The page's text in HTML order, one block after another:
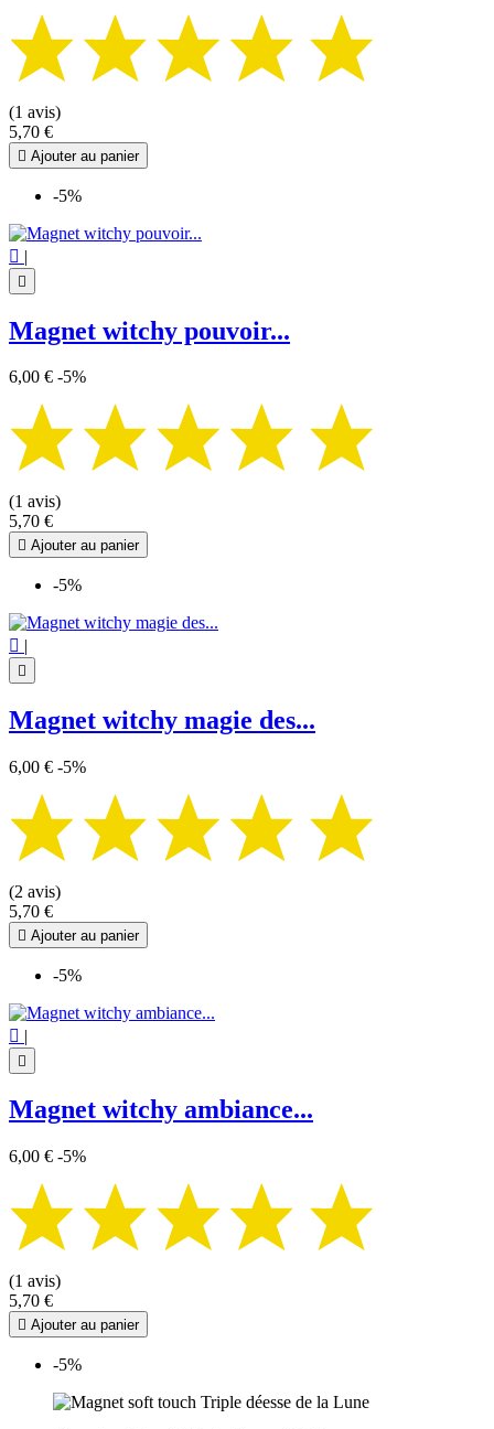
(1 avis)
5,70 €
 Ajouter au panier
-5%
 |

Magnet witchy pouvoir...
6,00 € -5%
(1 avis)
5,70 €
 Ajouter au panier
-5%
 |

Magnet witchy magie des...
6,00 € -5%
(2 avis)
5,70 €
 Ajouter au panier
-5%
 |

Magnet witchy ambiance...
6,00 € -5%
(1 avis)
5,70 €
 Ajouter au panier
-5%